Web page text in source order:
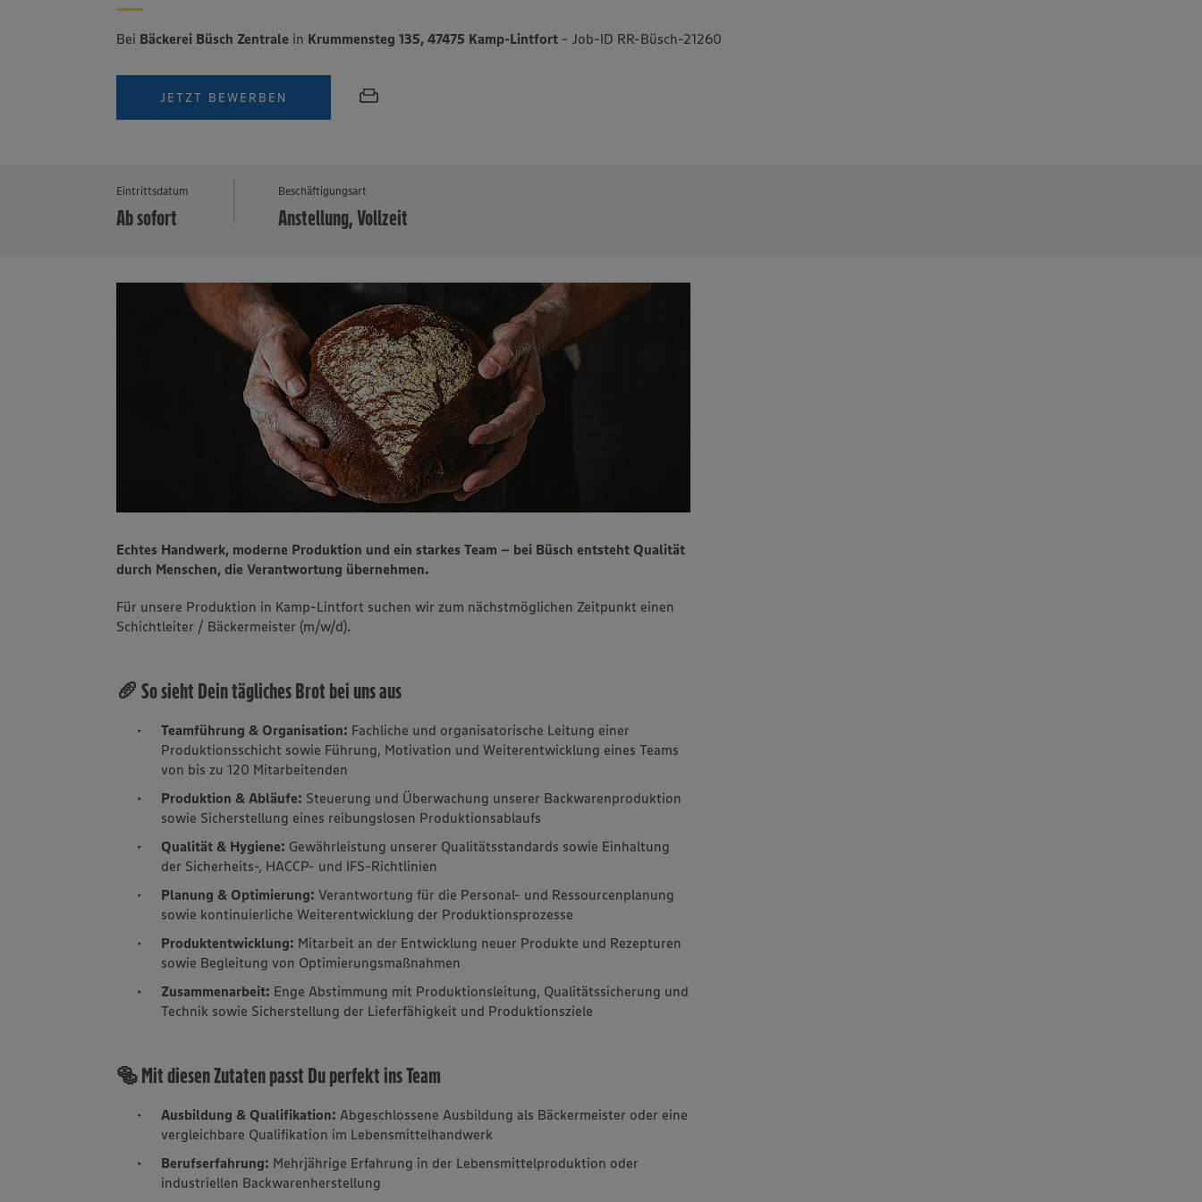
Bei Bäckerei Büsch Zentrale in Krummensteg 135, 47475 Kamp-Lintfort - Job-ID RR-Büsch-21260
JETZT BEWERBEN
Eintrittsdatum
Ab sofort
Beschäftigungsart
Anstellung, Vollzeit
Echtes Handwerk, moderne Produktion und ein starkes Team – bei Büsch entsteht Qualität
durch Menschen, die Verantwortung übernehmen.
Für unsere Produktion in Kamp-Lintfort suchen wir zum nächstmöglichen Zeitpunkt einen
Schichtleiter / Bäckermeister (m/w/d).
🥖 So sieht Dein tägliches Brot bei uns aus
Teamführung & Organisation: Fachliche und organisatorische Leitung einer
Produktionsschicht sowie Führung, Motivation und Weiterentwicklung eines Teams
von bis zu 120 Mitarbeitenden
Produktion & Abläufe: Steuerung und Überwachung unserer Backwarenproduktion
sowie Sicherstellung eines reibungslosen Produktionsablaufs
Qualität & Hygiene:Gewährleistung unserer Qualitätsstandards sowie Einhaltung
der Sicherheits-, HACCP- und IFS-Richtlinien
Planung & Optimierung: Verantwortung für die Personal- und Ressourcenplanung
sowie kontinuierliche Weiterentwicklung der Produktionsprozesse
Produktentwicklung: Mitarbeit an der Entwicklung neuer Produkte und Rezepturen
sowie Begleitung von Optimierungsmaßnahmen
Zusammenarbeit: Enge Abstimmung mit Produktionsleitung, Qualitätssicherung und
Technik sowie Sicherstellung der Lieferfähigkeit und Produktionsziele
🥯 Mit diesen Zutaten passt Du perfekt ins Team
Ausbildung & Qualifikation: Abgeschlossene Ausbildung als Bäckermeister oder eine
vergleichbare Qualifikation im Lebensmittelhandwerk
Berufserfahrung: Mehrjährige Erfahrung in der Lebensmittelproduktion oder
industriellen Backwarenherstellung